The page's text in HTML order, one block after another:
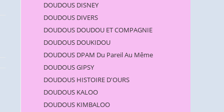
DOUDOUS DISNEY
DOUDOUS DIVERS
DOUDOUS DOUDOU ET COMPAGNIE
DOUDOUS DOUKIDOU
DOUDOUS DPAM Du Pareil Au Même
DOUDOUS GIPSY
DOUDOUS HISTOIRE D'OURS
DOUDOUS KALOO
DOUDOUS KIMBALOO